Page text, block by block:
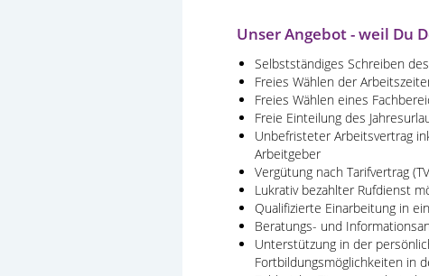
Unser Angebot - weil Du
Selbstständiges Schreiben
Freies Wählen der
Freies Wählen eines
Freie Einteilung des
Unbefristeter Arbeitsvertrag
Arbeitgeber
Vergütung nach Tarifvertrag
Lukrativ bezahlter Rufdienst
Qualifizierte Einarbeitung in
Beratungs- und
Unterstützung in der
Fortbildungsmöglichkeiten in